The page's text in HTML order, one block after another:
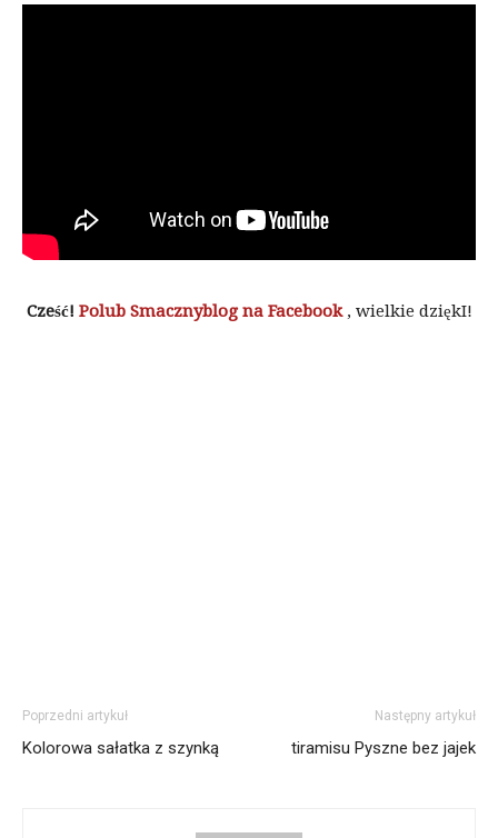
Cześć! Polub Smacznyblog na Facebook , wielkie dziękI!
Poprzedni artykuł
Kolorowa sałatka z szynką
Następny artykuł
tiramisu Pyszne bez jajek